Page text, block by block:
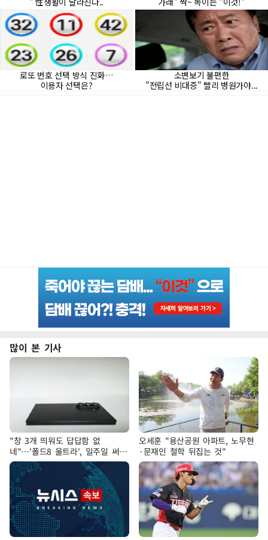
많이 본 기사
"창 3개 띄워도 답답함 없
네"…'폴드8 울트라', 일주일 써보
니
오세훈 "용산공원 아파트, 노무현
·문재인 철학 뒤집는 것"